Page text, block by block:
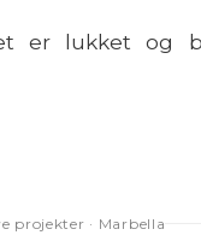
er lukket og
projekter · Marbella